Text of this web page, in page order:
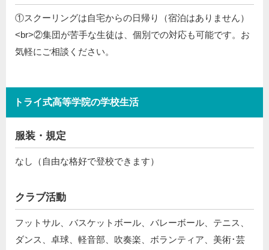
①スクーリングは自宅からの日帰り（宿泊はありません）
<br>②集団が苦手な生徒は、個別での対応も可能です。お
気軽にご相談ください。
トライ式高等学院の学校生活
服装・規定
なし（自由な格好で登校できます）
クラブ活動
フットサル、バスケットボール、バレーボール、テニス、
ダンス、卓球、軽音部、吹奏楽、ボランティア、美術･芸